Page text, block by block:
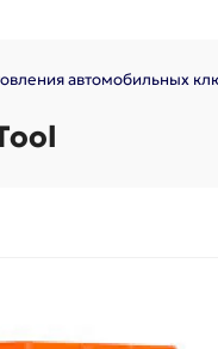
автомобильных